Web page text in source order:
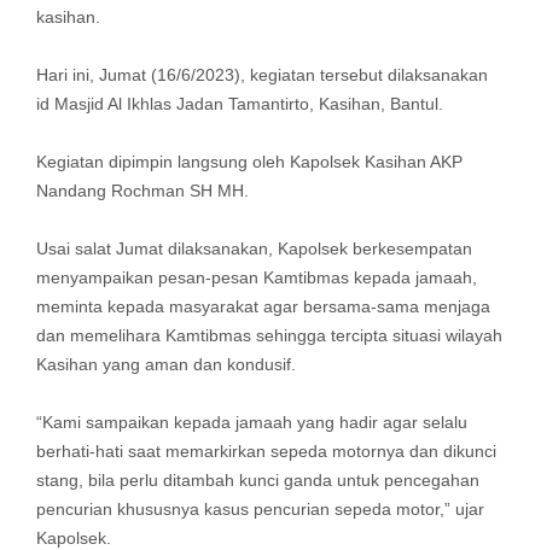
kasihan.
Hari ini, Jumat (16/6/2023), kegiatan tersebut dilaksanakan
id Masjid Al Ikhlas Jadan Tamantirto, Kasihan, Bantul.
Kegiatan dipimpin langsung oleh Kapolsek Kasihan AKP
Nandang Rochman SH MH.
Usai salat Jumat dilaksanakan, Kapolsek berkesempatan
menyampaikan pesan-pesan Kamtibmas kepada jamaah,
meminta kepada masyarakat agar bersama-sama menjaga
dan memelihara Kamtibmas sehingga tercipta situasi wilayah
Kasihan yang aman dan kondusif.
“Kami sampaikan kepada jamaah yang hadir agar selalu
berhati-hati saat memarkirkan sepeda motornya dan dikunci
stang, bila perlu ditambah kunci ganda untuk pencegahan
pencurian khususnya kasus pencurian sepeda motor,” ujar
Kapolsek.